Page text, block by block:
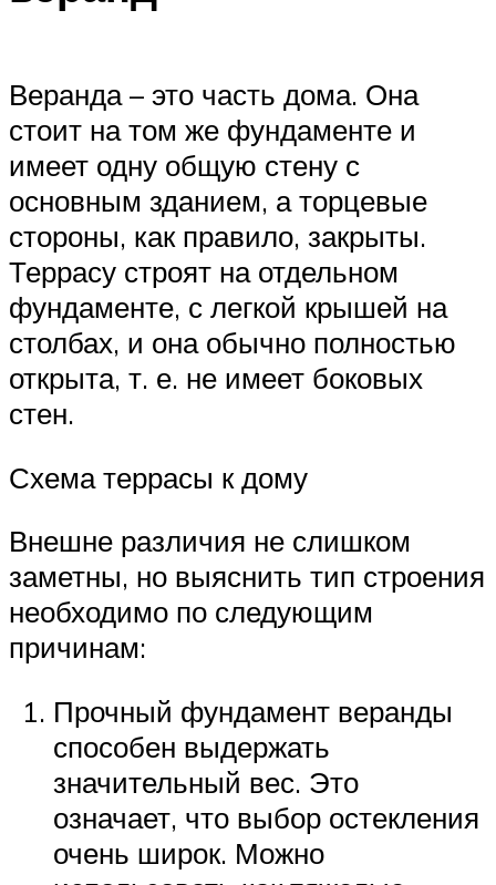
Веранда – это часть дома. Она
стоит на том же фундаменте и
имеет одну общую стену с
основным зданием, а торцевые
стороны, как правило, закрыты.
Террасу строят на отдельном
фундаменте, с легкой крышей на
столбах, и она обычно полностью
открыта, т. е. не имеет боковых
стен.
Схема террасы к дому
Внешне различия не слишком
заметны, но выяснить тип строения
необходимо по следующим
причинам:
Прочный фундамент веранды
способен выдержать
значительный вес. Это
означает, что выбор остекления
очень широк. Можно